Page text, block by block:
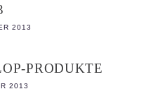
2013
PRODUKTE
2013